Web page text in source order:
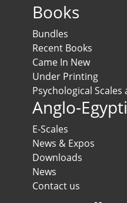
Books
Bundles
Recent Books
Came In New
Under Printing
Psychological Scales
Anglo-
E-Scales
News & Expos
Downloads
News
Contact us